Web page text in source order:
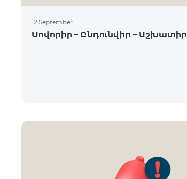
12 September
Սովորիր – Ընդունվիր – Աշխատիր